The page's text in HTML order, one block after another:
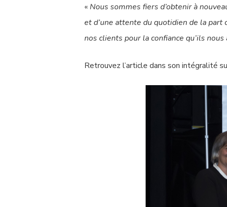
« Nous sommes fiers d’obtenir à
et d’une attente du quotidien de la
nos clients pour la confiance qu’ils
Retrouvez l’article dans son intégralité